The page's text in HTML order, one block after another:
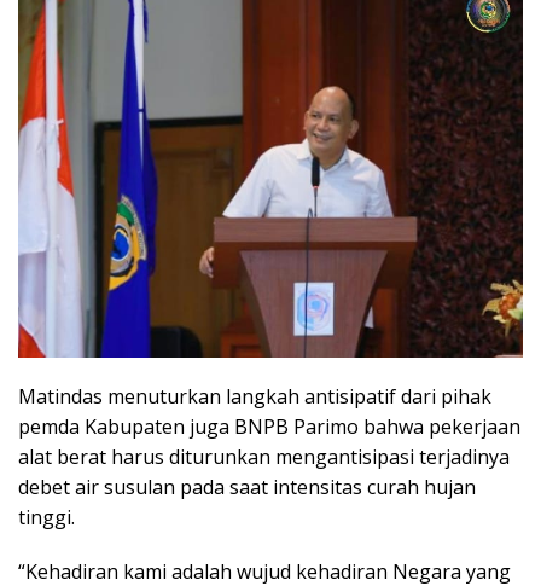
Matindas menuturkan langkah antisipatif dari pihak
pemda Kabupaten juga BNPB Parimo bahwa pekerjaan
alat berat harus diturunkan mengantisipasi terjadinya
debet air susulan pada saat intensitas curah hujan
tinggi.
“Kehadiran kami adalah wujud kehadiran Negara yang